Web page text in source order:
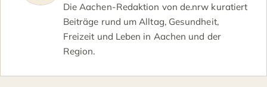
Die Aachen-Redaktion von de.nrw kuratiert
Beiträge rund um Alltag, Gesundheit,
Freizeit und Leben in Aachen und der
Region.